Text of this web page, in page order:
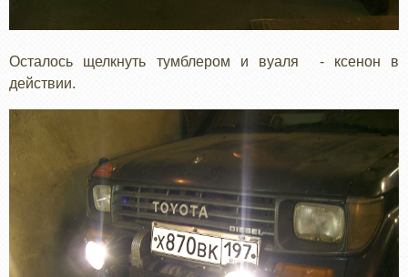
Осталось щелкнуть тумблером и вуаля - ксенон в
действии.